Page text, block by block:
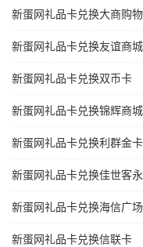
新蛋网礼品卡兑换大商购
新蛋网礼品卡兑换友谊商
新蛋网礼品卡兑换双币卡
新蛋网礼品卡兑换锦辉商
新蛋网礼品卡兑换利群金卡
新蛋网礼品卡兑换佳世客
新蛋网礼品卡兑换海信广
新蛋网礼品卡兑换信联卡